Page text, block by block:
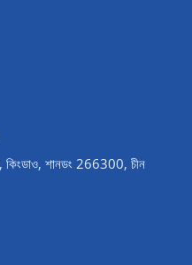
কিংডাও, শানডং 266300, চীন